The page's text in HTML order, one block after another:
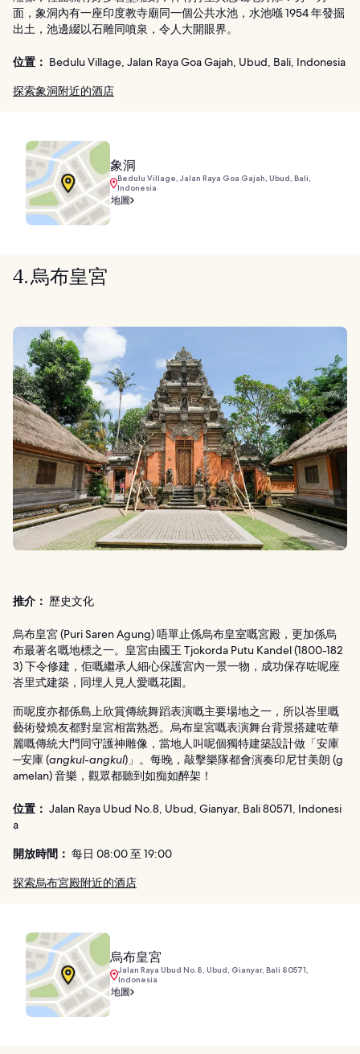
面，象洞內有一座印度教寺廟同一個公共水池，水池喺 1954 年發掘
出土，池邊綴以石雕同噴泉，令人大開眼界。
位置： Bedulu Village, Jalan Raya Goa Gajah, Ubud, Bali, Indonesia
探索象洞附近的酒店
象洞
Bedulu Village, Jalan Raya Goa Gajah, Ubud, Bali,
Indonesia
地圖
4. 烏布皇宮
推介： 歷史文化
烏布皇宮 (Puri Saren Agung) 唔單止係烏布皇室嘅宮殿，更加係烏
布最著名嘅地標之一。皇宮由國王 Tjokorda Putu Kandel (1800-182
3) 下令修建，佢嘅繼承人細心保護宮內一景一物，成功保存咗呢座
峇里式建築，同埋人見人愛嘅花園。
而呢度亦都係島上欣賞傳統舞蹈表演嘅主要場地之一，所以峇里嘅
藝術發燒友都對皇宮相當熟悉。烏布皇宮嘅表演舞台背景搭建咗華
麗嘅傳統大門同守護神雕像，當地人叫呢個獨特建築設計做「安庫
─安庫 (angkul-angkul)」。每晚，敲擊樂隊都會演奏印尼甘美朗 (g
amelan) 音樂，觀眾都聽到如痴如醉架！
位置： Jalan Raya Ubud No.8, Ubud, Gianyar, Bali 80571, Indonesi
a
開放時間： 每日 08:00 至 19:00
探索烏布宮殿附近的酒店
烏布皇宮
Jalan Raya Ubud No.8, Ubud, Gianyar, Bali 80571,
Indonesia
地圖